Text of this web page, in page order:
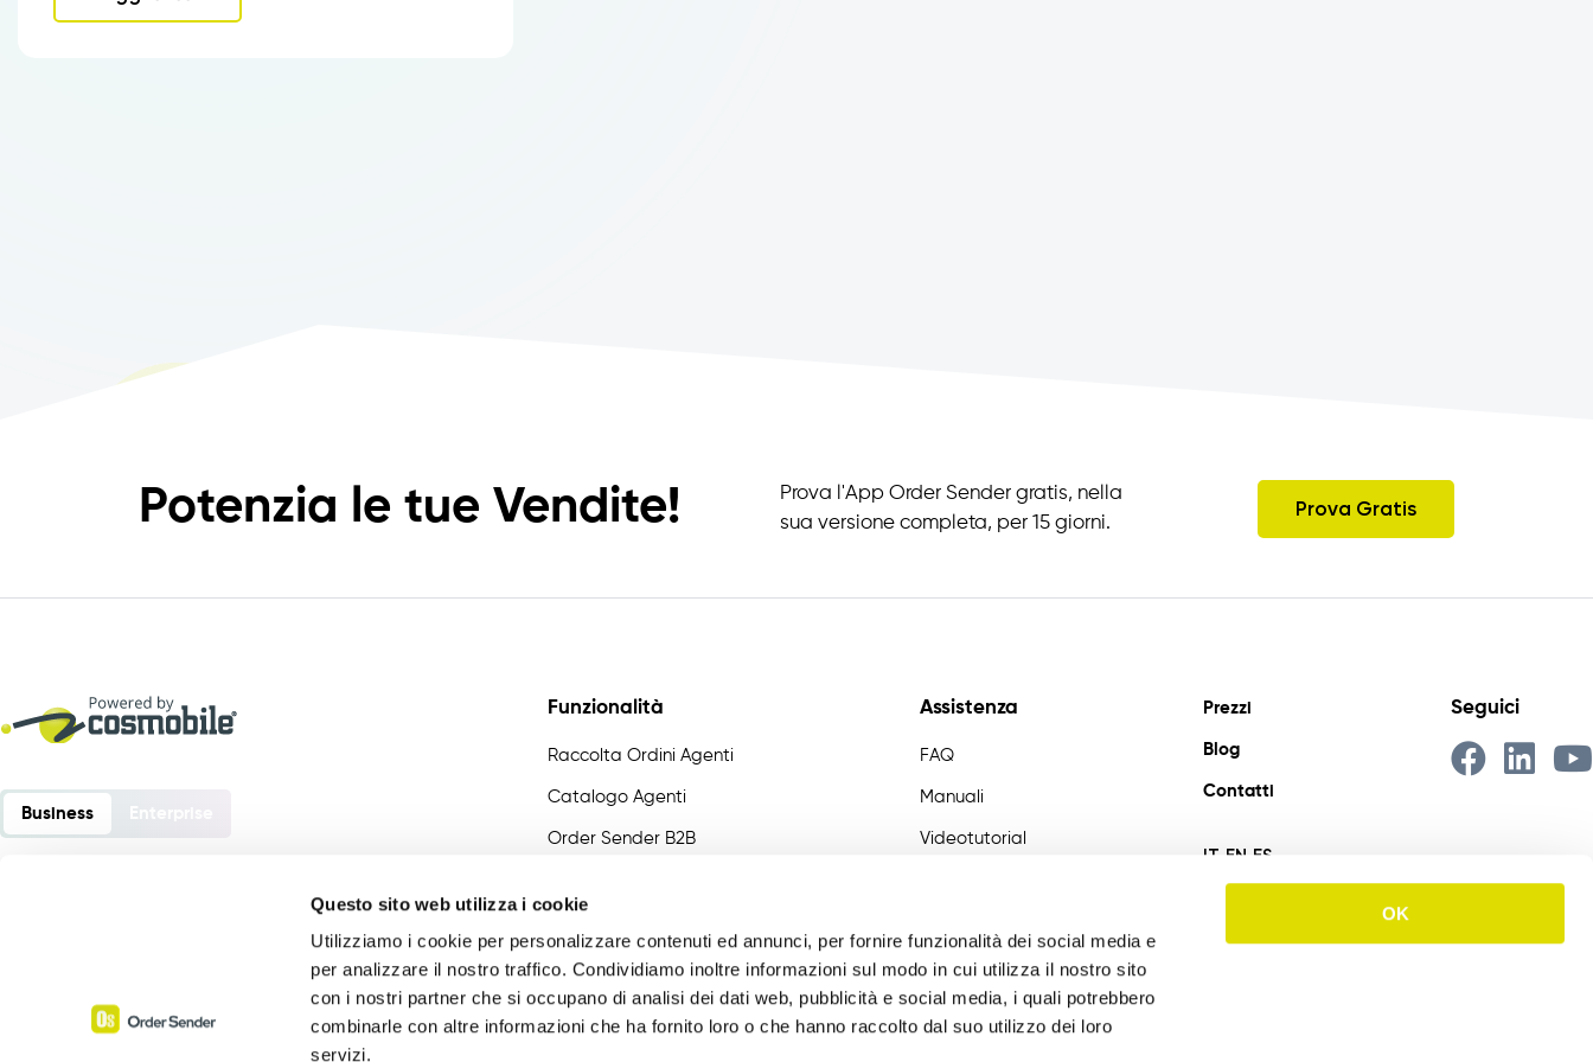
Questo sito web utilizza i cookie
Utilizziamo i cookie per personalizzare contenuti ed annunci, per fornire funzionalità dei social media e
per analizzare il nostro traffico. Condividiamo inoltre informazioni sul modo in cui utilizza il nostro sito
con i nostri partner che si occupano di analisi dei dati web, pubblicità e social media, i quali potrebbero
combinarle con altre informazioni che ha fornito loro o che hanno raccolto dal suo utilizzo dei loro
servizi.
OK
Potenzia le tue Vendite!
Prova l'App Order Sender gratis, nella
sua versione completa, per 15 giorni.
Prova Gratis
Business
Order Sender è un software sviluppato da:
Via Europa 6 – 40061 Minerbio (BO) – Italia
Funzionalità
Raccolta Ordini Agenti
Catalogo Agenti
Order Sender B2B
Anagrafiche Certificate
Provvigioni
Assistenza
FAQ
Manuali
Videotutorial
Prezzi
Blog
Contatti
IT EN ES
Seguici